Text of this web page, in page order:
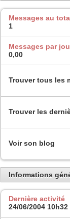
Messages au
1
Messages par
0,00
Trouver tous les
Trouver les
Voir son blog
Informations
Dernière activité
24/06/2004 10h32